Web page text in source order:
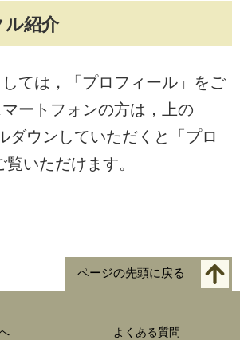
ル紹介
ては，「プロフィール」をご
ートフォンの方は，上の
ダウンしていただくと「プロ
いただけます。
ページの先頭に戻る
よくある質問